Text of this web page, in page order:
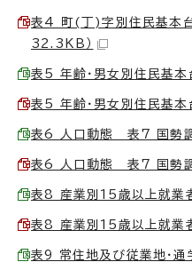
表4 町(丁)字別住民基本
32.3KB）
表5 年齢・男女別住民基
表5 年齢・男女別住民基
表6 人口動態 表7 国勢
表6 人口動態 表7 国勢
表8 産業別15歳以上就業
表8 産業別15歳以上就業
表9 常住地及び従業地・